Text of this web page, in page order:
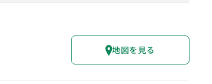
地図を見る